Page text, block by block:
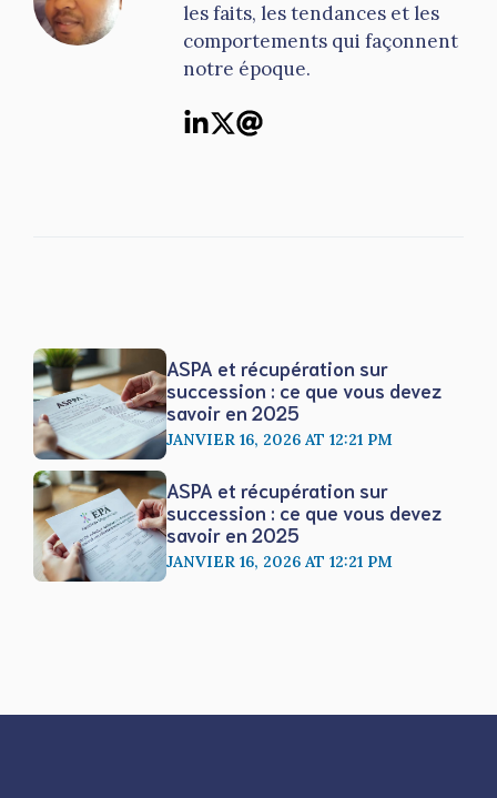
les faits, les tendances et les
comportements qui façonnent
notre époque.
ASPA et récupération sur
succession : ce que vous devez
savoir en 2025
JANVIER 16, 2026 AT 12:21 PM
ASPA et récupération sur
succession : ce que vous devez
savoir en 2025
JANVIER 16, 2026 AT 12:21 PM